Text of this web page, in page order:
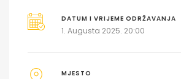
DATUM I VRIJEME ODRŽAVANJA
1. Augusta 2025. 20:00
MJESTO